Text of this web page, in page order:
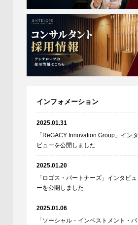
インフォメーション
2025.01.31
「ReGACY Innovation Group」インタ
ビューを公開しました
2025.01.20
「ロゴス・パートナーズ」インタビュ
ーを公開しました
2025.01.06
「ソーシャル・インベストメント・パ